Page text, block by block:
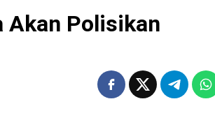
Akan Polisikan